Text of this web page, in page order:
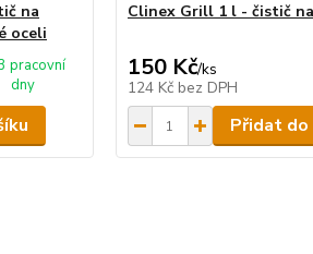
na
oceli
pracovní
dny
Clinex Grill 1 l - čistič
150 Kč/ks
124 Kč bez DPH
Přidat do